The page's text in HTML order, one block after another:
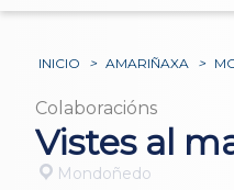
INICIO > AMARIÑAXA >
Colaboracións
Vistes al
Mondoñedo